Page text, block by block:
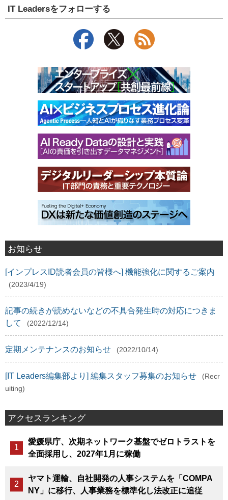
IT Leadersをフォローする
お知らせ
[インプレスID読者会員の皆様へ] 機能強化に関するご案内
(2023/4/19)
記事の続きが読めないなどの不具合発生時の対応につきま
して
(2022/12/14)
定期メンテナンスのお知らせ (2022/10/14)
[IT Leaders編集部より] 編集スタッフ募集のお知らせ
(Recr
uiting)
アクセスランキング
愛媛県庁、次期ネットワーク基盤でゼロトラストを
全面採用し、2027年1月に稼働
ヤマト運輸、自社開発の人事システムを「COMPA
NY」に移行、人事業務を標準化し法改正に追従